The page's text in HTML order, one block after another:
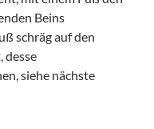
Beins
schräg auf den
desse
siehe nächste